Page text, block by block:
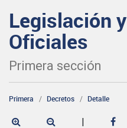
Legislación
Oficiales
Primera sección
Primera Decretos Detalle
|